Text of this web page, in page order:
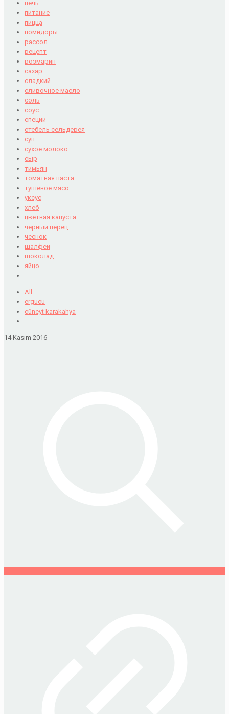
печь
питание
пицца
помидоры
рассол
рецепт
розмарин
сахар
сладкий
сливочное масло
соль
соус
специи
стебель сельдерея
суп
сухое молоко
сыр
тимьян
томатная паста
тушеное мясо
уксус
хлеб
цветная капуста
черный перец
чеснок
шалфей
шоколад
яйцо
All
ergucu
cüneyt karakahya
14 Kasım 2016